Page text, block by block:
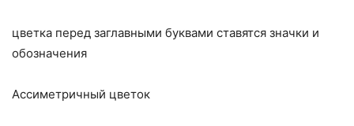
цветка перед заглавными буквами ставятся значки и
обозначения
Ассиметричный цветок